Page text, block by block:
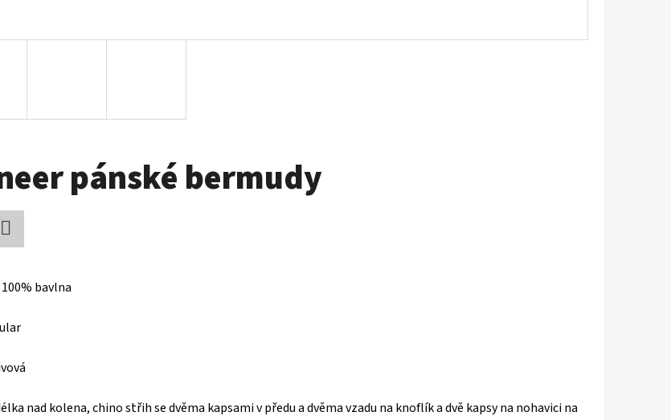
pánské bermudy
100% bavlna
nad kolena, chino střih se dvěma kapsami v předu a dvěma vzadu na knoflík a dvě kapsy na nohavici na